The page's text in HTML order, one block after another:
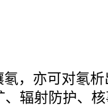
，亦可对氡
辐射防护、